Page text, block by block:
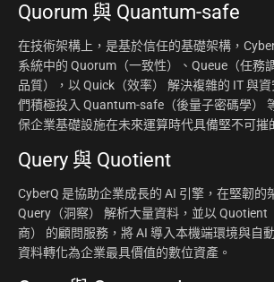
Quorum 與 Quantum-safe
在技術架構上，是基於信任的基礎架構，
系統中的 Quorum（一致性）、Queue（任務
品質），以 Quick（效率） 解決複雜的 IT 與
們積極投入 Quantum-safe（後量子密碼學）
保企業基礎設施在未來運算時代具備堅不可摧
Query 與 Quotient
CyberQ 是協助企業成長的 AI 引擎，在堅韌的
Query（洞察） 解析大量資料，並以 Quotient
商） 的顧問服務，將 AI 導入本機端環境與自
資料轉化為企業最具價值的數位資產。